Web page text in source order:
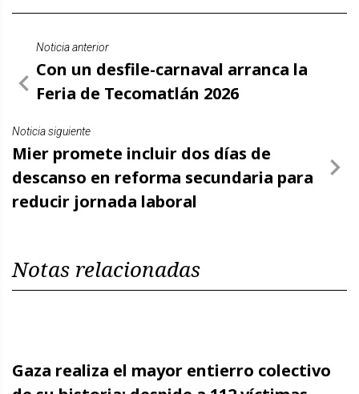
Noticia anterior
Con un desfile-carnaval arranca la
Feria de Tecomatlán 2026
Noticia siguiente
Mier promete incluir dos días de
descanso en reforma secundaria para
reducir jornada laboral
Notas relacionadas
Gaza realiza el mayor entierro colectivo